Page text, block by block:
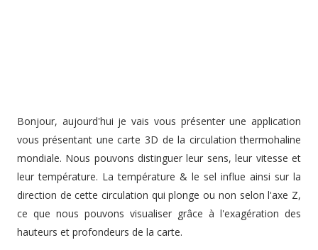
Bonjour, aujourd'hui je vais vous présenter une application
vous présentant une carte 3D de la circulation thermohaline
mondiale. Nous pouvons distinguer leur sens, leur vitesse et
leur température. La température & le sel influe ainsi sur la
direction de cette circulation qui plonge ou non selon l'axe Z,
ce que nous pouvons visualiser grâce à l'exagération des
hauteurs et profondeurs de la carte.